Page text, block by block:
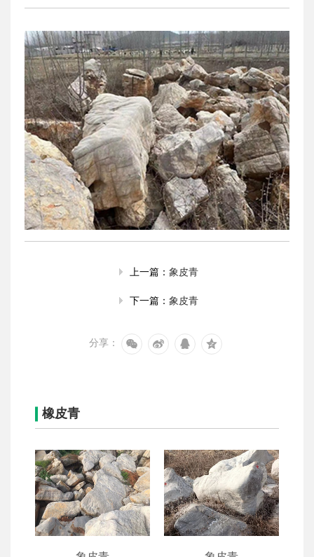
上一篇： 象皮青
下一篇： 象皮青
分享：
橡皮青